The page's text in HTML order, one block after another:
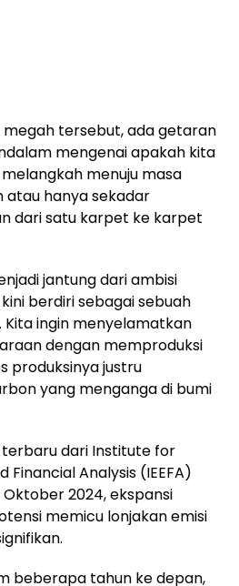
megah tersebut, ada getaran
mengenai apakah kita
menuju masa
hanya sekadar
dari satu karpet ke karpet
jantung dari ambisi
berdiri sebagai sebuah
ingin menyelamatkan
dengan memproduksi
produksinya justru
yang menganga di bumi
dari Institute for
Financial Analysis (IEEFA)
2024, ekspansi
memicu lonjakan emisi
beberapa tahun ke depan,